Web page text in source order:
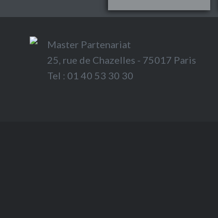
Master Partenariat
25, rue de Chazelles - 75017 Paris
Tel : 01 40 53 30 30